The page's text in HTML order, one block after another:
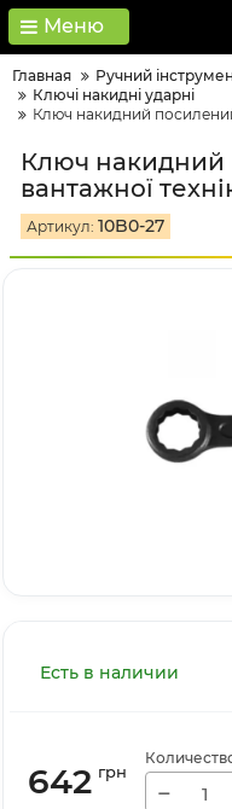
Меню
Главная Ручний
Ключі накидні ударні
Ключ накидний
Ключ накидний
вантажної
Артикул: 10B0-27
Есть в наличии
642 грн
−